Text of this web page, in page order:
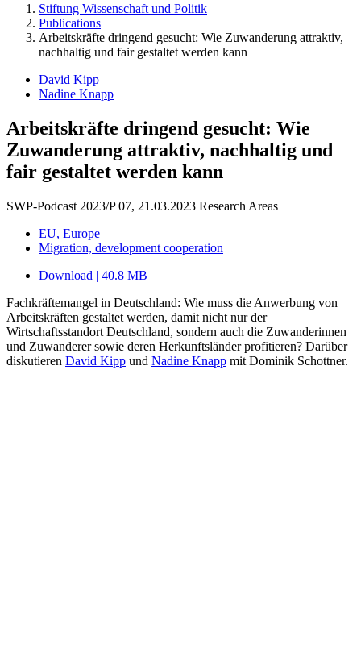
Stiftung Wissenschaft und Politik
Publications
Arbeitskräfte dringend gesucht: Wie Zuwanderung attraktiv,
nachhaltig und fair gestaltet werden kann
David Kipp
Nadine Knapp
Arbeitskräfte dringend gesucht: Wie
Zuwanderung attraktiv, nachhaltig und
fair gestaltet werden kann
SWP-Podcast 2023/P 07, 21.03.2023 Research Areas
EU, Europe
Migration, development cooperation
Download | 40.8 MB
Fachkräftemangel in Deutschland: Wie muss die Anwerbung von
Arbeitskräften gestaltet werden, damit nicht nur der
Wirtschaftsstandort Deutschland, sondern auch die Zuwanderinnen
und Zuwanderer sowie deren Herkunftsländer profitieren? Darüber
diskutieren David Kipp und Nadine Knapp mit Dominik Schottner.